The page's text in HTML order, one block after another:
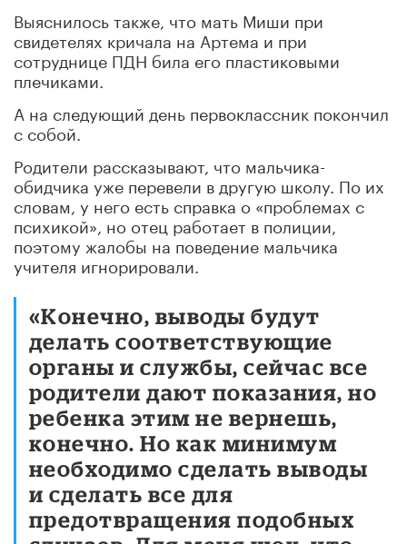
Выяснилось также, что мать Миши при
свидетелях кричала на Артема и при
сотруднице ПДН била его пластиковыми
плечиками.
А на следующий день первоклассник покончил
с собой.
Родители рассказывают, что мальчика-
обидчика уже перевели в другую школу. По их
словам, у него есть справка о «проблемах с
психикой», но отец работает в полиции,
поэтому жалобы на поведение мальчика
учителя игнорировали.
«Конечно, выводы будут
делать соответствующие
органы и службы, сейчас все
родители дают показания, но
ребенка этим не вернешь,
конечно. Но как минимум
необходимо сделать выводы
и сделать все для
предотвращения подобных